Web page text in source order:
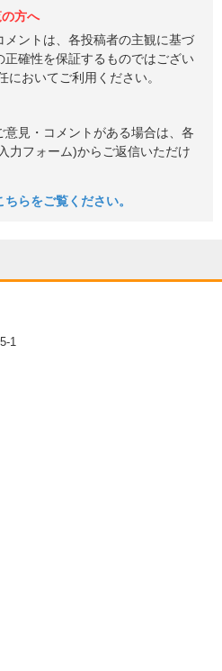
方へ
ントは、各投稿者の主観に基づ
正確性を保証するものではござい
においてご利用ください。
見・コメントがある場合は、各
力フォーム)からご返信いただけ
らをご覧ください。
1